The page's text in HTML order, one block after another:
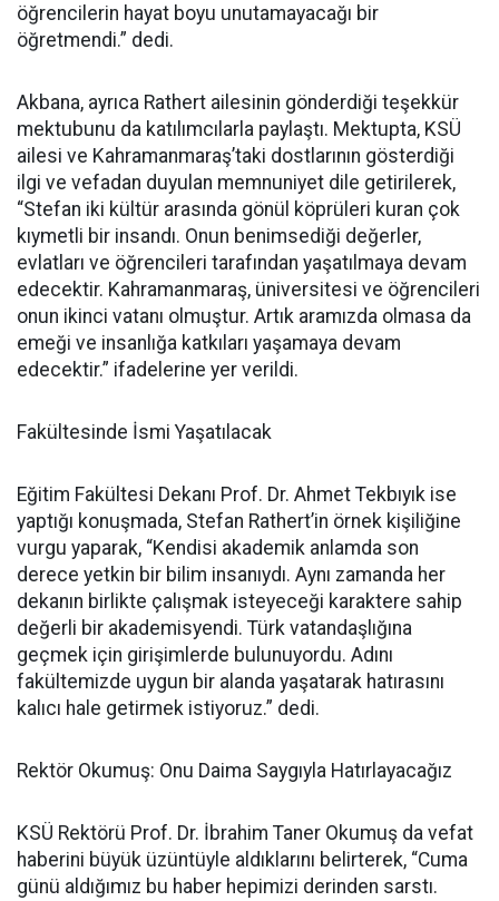
öğrencilerin hayat boyu unutamayacağı bir
öğretmendi.” dedi.
Akbana, ayrıca Rathert ailesinin gönderdiği teşekkür
mektubunu da katılımcılarla paylaştı. Mektupta, KSÜ
ailesi ve Kahramanmaraş’taki dostlarının gösterdiği
ilgi ve vefadan duyulan memnuniyet dile getirilerek,
“Stefan iki kültür arasında gönül köprüleri kuran çok
kıymetli bir insandı. Onun benimsediği değerler,
evlatları ve öğrencileri tarafından yaşatılmaya devam
edecektir. Kahramanmaraş, üniversitesi ve öğrencileri
onun ikinci vatanı olmuştur. Artık aramızda olmasa da
emeği ve insanlığa katkıları yaşamaya devam
edecektir.” ifadelerine yer verildi.
Fakültesinde İsmi Yaşatılacak
Eğitim Fakültesi Dekanı Prof. Dr. Ahmet Tekbıyık ise
yaptığı konuşmada, Stefan Rathert’in örnek kişiliğine
vurgu yaparak, “Kendisi akademik anlamda son
derece yetkin bir bilim insanıydı. Aynı zamanda her
dekanın birlikte çalışmak isteyeceği karaktere sahip
değerli bir akademisyendi. Türk vatandaşlığına
geçmek için girişimlerde bulunuyordu. Adını
fakültemizde uygun bir alanda yaşatarak hatırasını
kalıcı hale getirmek istiyoruz.” dedi.
Rektör Okumuş: Onu Daima Saygıyla Hatırlayacağız
KSÜ Rektörü Prof. Dr. İbrahim Taner Okumuş da vefat
haberini büyük üzüntüyle aldıklarını belirterek, “Cuma
günü aldığımız bu haber hepimizi derinden sarstı.